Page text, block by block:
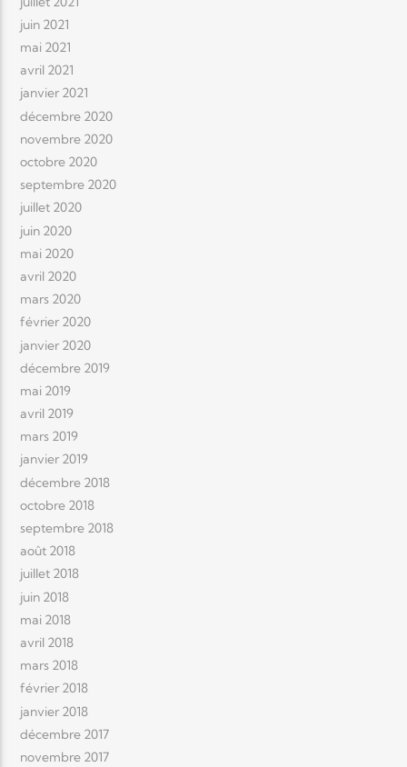
juin 2021
mai 2021
avril 2021
janvier 2021
décembre 2020
novembre 2020
octobre 2020
septembre 2020
juillet 2020
juin 2020
mai 2020
avril 2020
mars 2020
février 2020
janvier 2020
décembre 2019
mai 2019
avril 2019
mars 2019
janvier 2019
décembre 2018
octobre 2018
septembre 2018
août 2018
juillet 2018
juin 2018
mai 2018
avril 2018
mars 2018
février 2018
janvier 2018
décembre 2017
novembre 2017